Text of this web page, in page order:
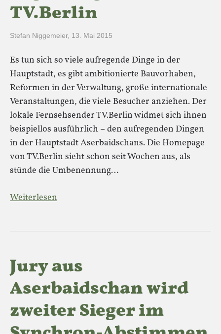
TV.Berlin
Stefan Niggemeier, 13. Mai 2015
Es tun sich so viele aufregende Dinge in der
Hauptstadt, es gibt ambitionierte Bauvorhaben,
Reformen in der Verwaltung, große internationale
Veranstaltungen, die viele Besucher anziehen. Der
lokale Fernsehsender TV.Berlin widmet sich ihnen
beispiellos ausführlich – den aufregenden Dingen
in der Hauptstadt Aserbaidschans. Die Homepage
von TV.Berlin sieht schon seit Wochen aus, als
stünde die Umbenennung…
Weiterlesen
Jury aus
Aserbaidschan wird
zweiter Sieger im